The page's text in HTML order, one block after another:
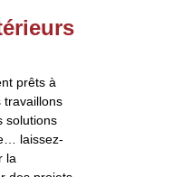
prêts à
travaillons
solutions
laissez-
la